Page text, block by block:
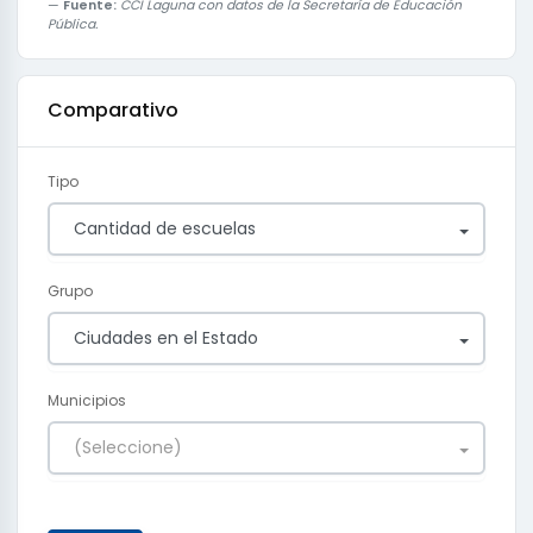
Fuente: CCI Laguna con datos de la Secretaría de Educación
Pública.
Comparativo
Tipo
Cantidad de escuelas
Grupo
Ciudades en el Estado
Municipios
(Seleccione)